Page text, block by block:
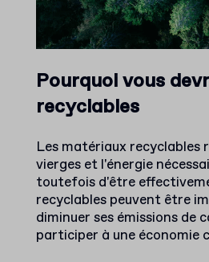
Pourquoi vous
recyclables
Les matériaux recyclables
vierges et l'énergie
toutefois d'être
recyclables peuvent être
diminuer ses émissions de
participer à une économie